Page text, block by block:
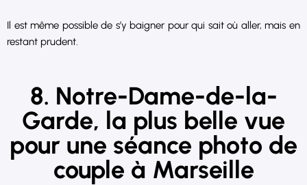
Il est même possible de s’y baigner pour qui sait où aller, mais en
restant prudent.
8. Notre-Dame-de-la-
Garde, la plus belle vue
pour une séance photo de
couple à Marseille